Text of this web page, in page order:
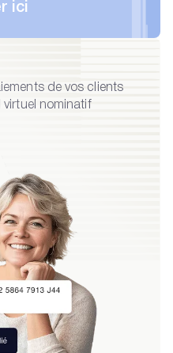
ici
de vos clients
virtuel nominatif